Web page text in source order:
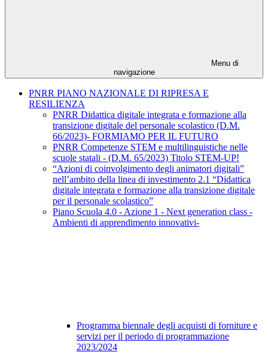
Menu di
navigazione
PNRR PIANO NAZIONALE DI RIPRESA E
RESILIENZA
PNRR Didattica digitale integrata e formazione alla
transizione digitale del personale scolastico (D.M.
66/2023)- FORMIAMO PER IL FUTURO
PNRR Competenze STEM e multilinguistiche nelle
scuole statali - (D.M. 65/2023) Titolo STEM-UP!
“Azioni di coinvolgimento degli animatori digitali”
nell’ambito della linea di investimento 2.1 “Didattica
digitale integrata e formazione alla transizione digitale
per il personale scolastico”
Piano Scuola 4.0 - Azione 1 - Next generation class -
Ambienti di apprendimento innovativi-
Programma biennale degli acquisti di forniture e
servizi per il periodo di programmazione
2023/2024